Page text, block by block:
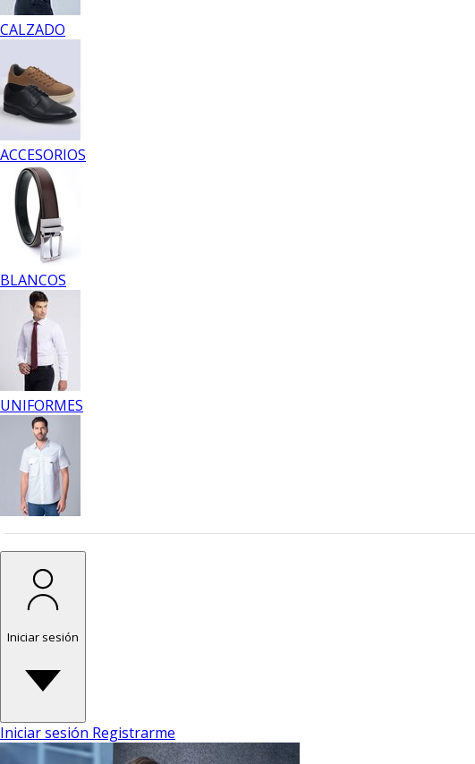
CALZADO
ACCESORIOS
BLANCOS
UNIFORMES
Iniciar sesión
Iniciar sesión Registrarme